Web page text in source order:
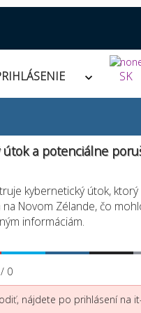
SK
a potenciálne
kybernetický útok, ktorý
na Novom Zélande, čo
informáciám.
0
nájdete po prihlásení na